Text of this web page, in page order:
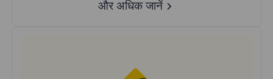
और अधिक जानें